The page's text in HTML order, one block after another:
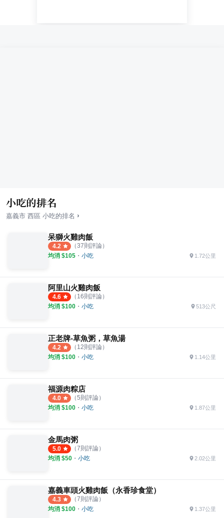
小吃的排名
嘉義市 西區 小吃的排名 ›
呆獅火雞肉飯
4.2 （37則評論）
均消 $105 ・ 小吃 1.72公里
阿里山火雞肉飯
4.6 （ 16則評論）
均消 $100 ・ 小吃 513公尺
正老牌-草魚粥，草魚湯
4.2 （ 12則評論）
均消 $100 ・ 小吃 1.14公里
福源肉粽店
4.0 （5則評論）
均消 $100 ・ 小吃 1.87公里
金馬肉粥
5.0 （7則評論）
均消 $50 ・ 小吃 2.02公里
嘉義車頭火雞肉飯（永香珍食堂）
4.3 （7則評論）
均消 $100 ・ 小吃 1.37公里